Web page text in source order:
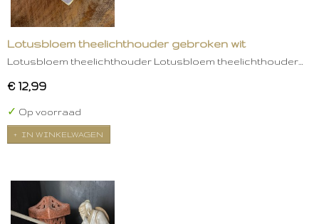
Lotusbloem theelichthouder gebroken wit
Lotusbloem theelichthouder Lotusbloem theelichthouder…
€ 12,99
✓ Op voorraad
IN WINKELWAGEN